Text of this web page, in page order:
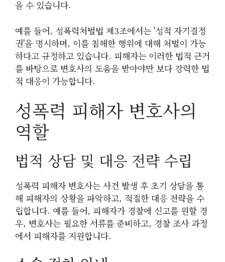
을 수 있습니다.
예를 들어, 성폭력처벌법 제3조에서는 '성적 자기결정
권'을 명시하며, 이를 침해한 행위에 대해 처벌이 가능
하다고 규정하고 있습니다. 피해자는 이러한 법적 근거
를 바탕으로 변호사의 도움을 받아야만 보다 강력한 법
적 대응이 가능합니다.
성폭력 피해자 변호사의
역할
법적 상담 및 대응 전략 수립
성폭력 피해자 변호사는 사건 발생 후 초기 상담을 통
해 피해자의 상황을 파악하고, 적절한 대응 전략을 수
립합니다. 예를 들어, 피해자가 경찰에 신고를 원할 경
우, 변호사는 필요한 서류를 준비하고, 경찰 조사 과정
에서 피해자를 지원합니다.